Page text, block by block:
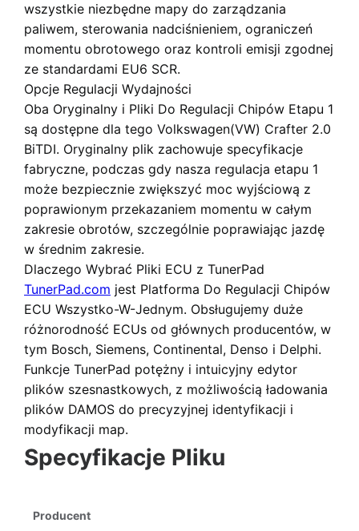
wszystkie niezbędne mapy do zarządzania
paliwem, sterowania nadciśnieniem, ograniczeń
momentu obrotowego oraz kontroli emisji zgodnej
ze standardami EU6 SCR.
Opcje Regulacji Wydajności
Oba Oryginalny i Pliki Do Regulacji Chipów Etapu 1
są dostępne dla tego Volkswagen(VW) Crafter 2.0
BiTDI. Oryginalny plik zachowuje specyfikacje
fabryczne, podczas gdy nasza regulacja etapu 1
może bezpiecznie zwiększyć moc wyjściową z
poprawionym przekazaniem momentu w całym
zakresie obrotów, szczególnie poprawiając jazdę
w średnim zakresie.
Dlaczego Wybrać Pliki ECU z TunerPad
TunerPad.com jest Platforma Do Regulacji Chipów
ECU Wszystko-W-Jednym. Obsługujemy duże
różnorodność ECUs od głównych producentów, w
tym Bosch, Siemens, Continental, Denso i Delphi.
Funkcje TunerPad potężny i intuicyjny edytor
plików szesnastkowych, z możliwością ładowania
plików DAMOS do precyzyjnej identyfikacji i
modyfikacji map.
Specyfikacje Pliku
Producent